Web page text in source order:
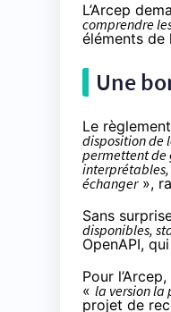
L’Arcep
comprendre
éléments de
Une
Le
disposition de
permettent de
interprétables,
échanger»,
Sans
disponibles,
OpenAPI,
Pour
« la version la
projet de